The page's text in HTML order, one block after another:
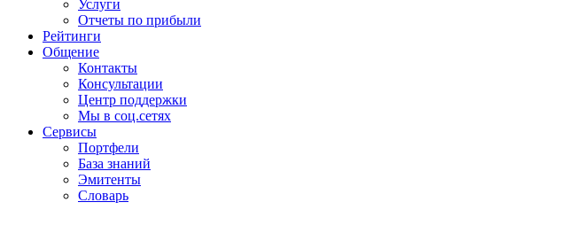
Услуги
Отчеты по прибыли
Рейтинги
Общение
Контакты
Консультации
Центр поддержки
Мы в соц.сетях
Сервисы
Портфели
База знаний
Эмитенты
Словарь